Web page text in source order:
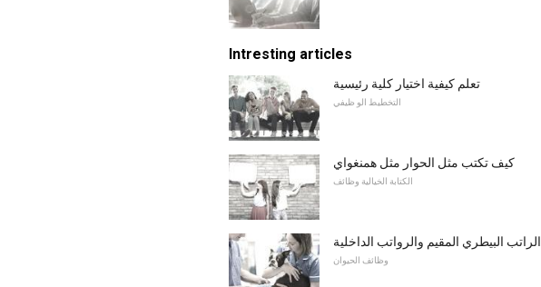
Intresting articles
تعلم كيفية اختيار كلية رئيسية
التخطيط الو ظيفي
كيف تكتب مثل الحوار مثل همنغواي
الكتابة الخيالية وظائف
الراتب البيطري المقيم والرواتب الداخلية
وظائف الحيوان